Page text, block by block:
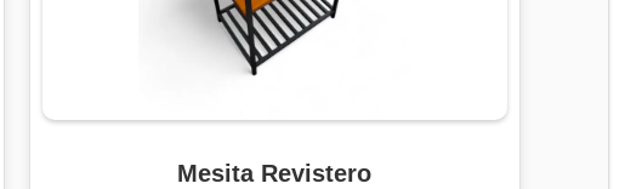
Mesita Revistero